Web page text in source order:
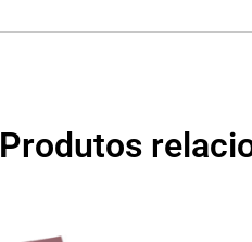
Produtos